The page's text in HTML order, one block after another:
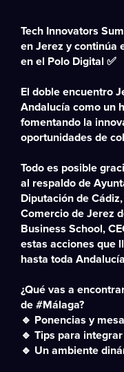
Tech Innovators
en Jerez y continúa
en el Polo Digital ✅
El doble encuentro
Andalucía como un
fomentando la
oportunidades de
Todo es posible
al respaldo de
Diputación de
Comercio de Jerez
Business School,
estas acciones que
hasta toda
¿Qué vas a
de #Málaga?
🔹 Ponencias y
🔹 Tips para
🔹 Un ambiente